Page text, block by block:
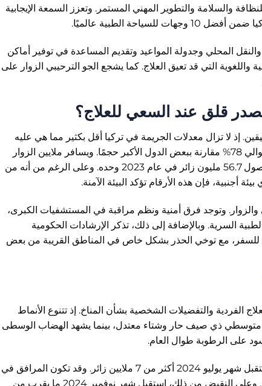
والسلامة والتطوير المهني المستمر. وتعزز السمعة الإيجابية
الطبية عالميًا.
المحلي وجدولة المواعيد وتقديم المساعدة في توفير أماكن
واللغوية التي قد تعيق العلاج. كما يشجع الجو الترحيبي الزوار على
قلق عند السعي للعلاج؟
إذ لا تزال معدلات الجريمة في تركيا أقل بكثير مما هي عليه
في العديد من الدول الغربية، حيث تقل الجرائم العنيفة بحوالي 78% مقارنة ببعض الدول الأكبر حجمًا. ويسافر ملايين الزوار
إلى تركيا كل عام دون مواجهة مشكلات، كما يتضح من وصول 56.7 مليون زائر في عام 2023 وحده. وعلى الرغم من أنه من
أجنبية، فإن هذه الأرقام تؤكد البيئة الآمنة.
وتوجد فرق أمنية ونظم مراقبة في المستشفيات الكبرى،
السرية. وبالإضافة إلى ذلك، تذكر الإرشادات الحكومية
للسفر، مع توخي الحذر بشكل خاص في المناطق القريبة من بعض
الفردية والتفضيلات الشخصية بشأن المناخ. إذ تتنوع الأنماط
متوسطي ذي صيف حار وشتاء معتدل، بينما يشهد الهضاب الوسطى
على الرطوبة طوال العام.
غالبًا ما يبلغ عدد السياح ذروته في فصل الصيف، حيث استقبل شهر يوليو 2024 أكثر من 7 ملايين زائر. وقد تكون المرافق في
المناطق الساحلية الشهيرة أكثر ازدحامًا خلال هذه الأشهر. وعلى النقيض من ذلك، استقبل شهر نوفمبر 2024 ما يقرب من